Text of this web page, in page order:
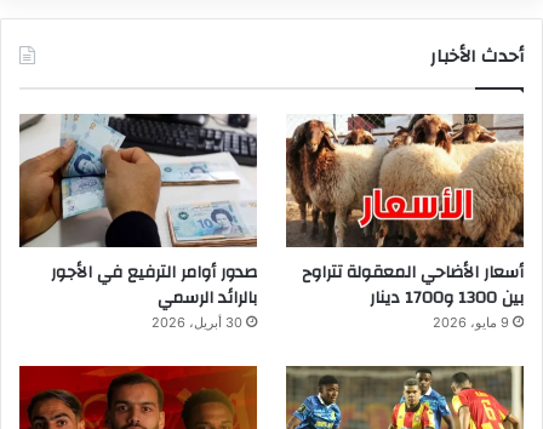
أحدث الأخبار
أسعار الأضاحي المعقولة تتراوح
بين 1300 و1700 دينار
9 مايو، 2026
صدور أوامر الترفيع في الأجور
بالرائد الرسمي
30 أبريل، 2026